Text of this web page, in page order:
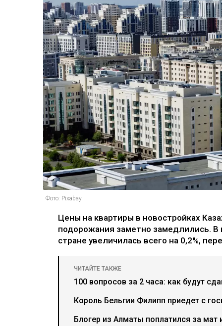
Фото: Pixabay
Цены на квартиры в новостройках
подорожания заметно замедлились.
стране увеличилась всего на 0,2%,
ЧИТАЙТЕ ТАКЖЕ
100 вопросов за 2 часа: как будут
Король Бельгии Филипп приедет с
Блогер из Алматы поплатился за мат